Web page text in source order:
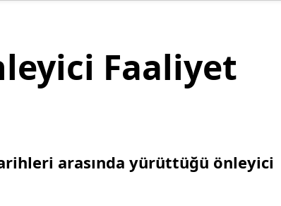
Faaliyet
arasında yürüttüğü önleyici